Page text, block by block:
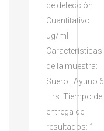
de detección
Cuantitativo.
µg/ml
Características
de la muestra:
Suero , Ayuno 6
Hrs. Tiempo de
entrega de
resultados: 1